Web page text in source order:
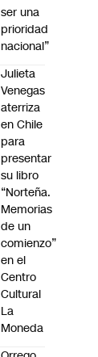
ser una
prioridad
nacional”
Julieta
Venegas
aterriza
en Chile
para
presentar
su libro
“Norteña.
Memorias
de un
comienzo”
en el
Centro
Cultural
La
Moneda